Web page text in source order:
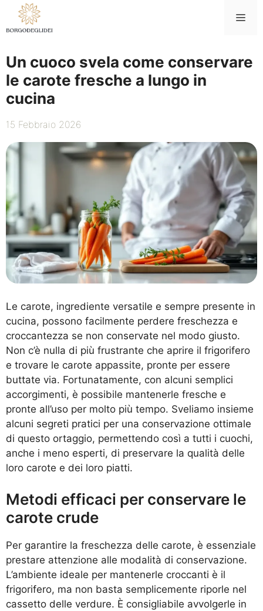
contenuto
Un cuoco svela come conservare
le carote fresche a lungo in
cucina
15 Febbraio 2026
Le carote, ingrediente versatile e sempre presente in
cucina, possono facilmente perdere freschezza e
croccantezza se non conservate nel modo giusto.
Non c’è nulla di più frustrante che aprire il frigorifero
e trovare le carote appassite, pronte per essere
buttate via. Fortunatamente, con alcuni semplici
accorgimenti, è possibile mantenerle fresche e
pronte all’uso per molto più tempo. Sveliamo insieme
alcuni segreti pratici per una conservazione ottimale
di questo ortaggio, permettendo così a tutti i cuochi,
anche i meno esperti, di preservare la qualità delle
loro carote e dei loro piatti.
Metodi efficaci per conservare le
carote crude
Per garantire la freschezza delle carote, è essenziale
prestare attenzione alle modalità di conservazione.
L’ambiente ideale per mantenerle croccanti è il
frigorifero, ma non basta semplicemente riporle nel
cassetto delle verdure. È consigliabile avvolgerle in